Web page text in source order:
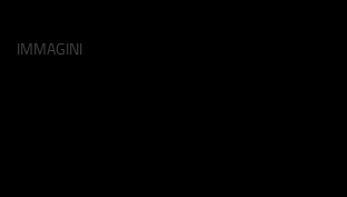
IMMAGINI